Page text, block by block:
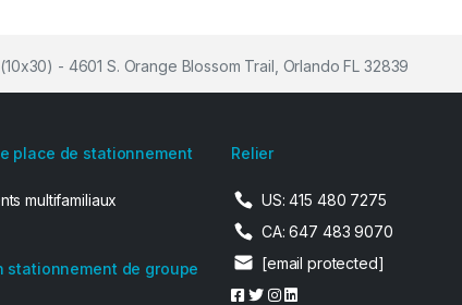
- 4601 S. Orange Blossom Trail, Orlando FL 32839
place de stationnement
multifamiliaux
stationnement de groupe
Relier
US: 415 480 7275
CA: 647 483 9070
[email protected]